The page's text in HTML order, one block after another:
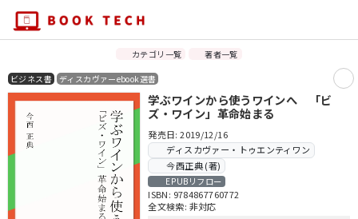
カテゴリ一覧 著者一覧
ビジネス書 ディスカヴァーebook選書
学ぶワインから使うワインへ 「ビ
ズ・ワイン」革命始まる
発売日: 2019/12/16
ディスカヴァー・トゥエンティワン
今西正典 (著)
EPUBリフロー
ISBN: 9784867760772
全文検索: 非対応